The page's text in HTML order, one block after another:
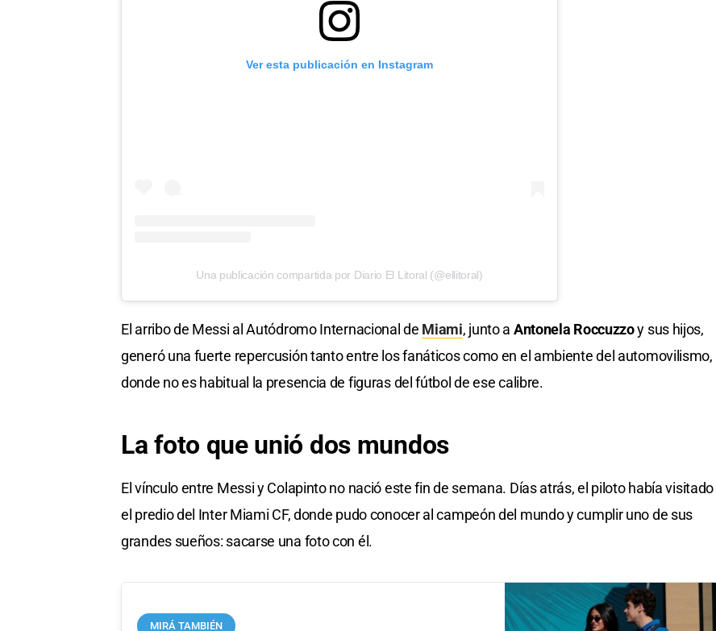
Ver esta publicación en Instagram
Una publicación compartida por Diario El Litoral (@ellitoral)
El arribo de Messi al Autódromo Internacional de Miami, junto a Antonela Roccuzzoy sus hijos,
generó una fuerte repercusión tanto entre los fanáticos como en el ambiente del automovilismo,
donde no es habitual la presencia de figuras del fútbol de ese calibre.
La foto que unió dos mundos
El vínculo entre Messi y Colapinto no nació este fin de semana. Días atrás, el piloto había visitado
el predio del Inter Miami CF, donde pudo conocer al campeón del mundo y cumplir uno de sus
grandes sueños: sacarse una foto con él.
MIRÁ TAMBIÉN